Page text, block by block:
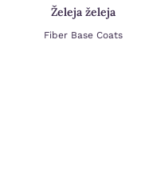
Želeja želeja
Fiber Base Coats